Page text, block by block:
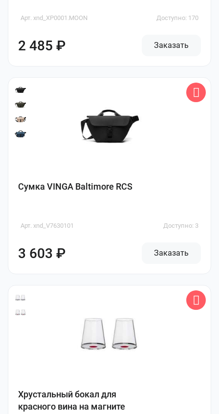
Арт. xnd_XP0001.MOON Доступно: 170
2 485 ₽ Заказать
Сумка VINGA Baltimore RCS
Арт. xnd_V7630101 Доступно: 3
3 603 ₽ Заказать
Хрустальный бокал для
красного вина на магните